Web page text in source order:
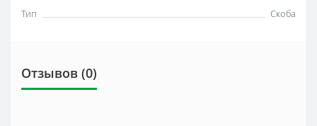
Тип Скоба
Отзывов (0)